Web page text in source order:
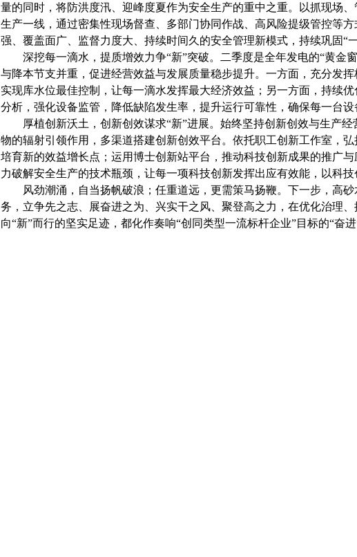
量的同时，将防洪度汛、迎峰度夏作为安全生产的重中之重。以抓现场
生产一线，通过密集性现场督查、多部门协同作战、高风险提级管控等
强、覆盖面广、监督力度大、持续时间久的安全管理新模式，持续巩固“
深挖每一滴水，提质增效力争“新”突破。二季度是全年发电的“黄金
与降本节支并重，促进经营效益与发展质量稳步提升。一方面，充分发
实现库水位最佳控制，让每一滴水发挥最大经济效益；另一方面，持续
分析，强化设备监管，降低缺陷发生率，提升运行可靠性，确保每一台
厚植创新沃土，创新创效谋求“新”进展。始终坚持创新创效与生产
物的辐射引领作用，多渠道搭建创新创效平台。依托职工创新工作室，
培育新的效益增长点；运用博士创新站平台，推动科技创新成果的推广
力破解安全生产的技术瓶颈，让每一项科技创新发挥出应有效能，以科
风劲潮涌，自当扬帆破浪；任重道远，更需策马扬鞭。下一步，高
务，立争先之志、展奋进之为、兴实干之风、聚登高之力，在优化治理
向“新”而行的坚实足迹，都化作奏响“创同类型一流标杆企业”目标的“奋